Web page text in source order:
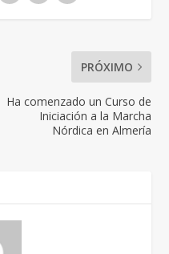
PRÓXIMO
Ha comenzado un Curso de
Iniciación a la Marcha
Nórdica en Almería